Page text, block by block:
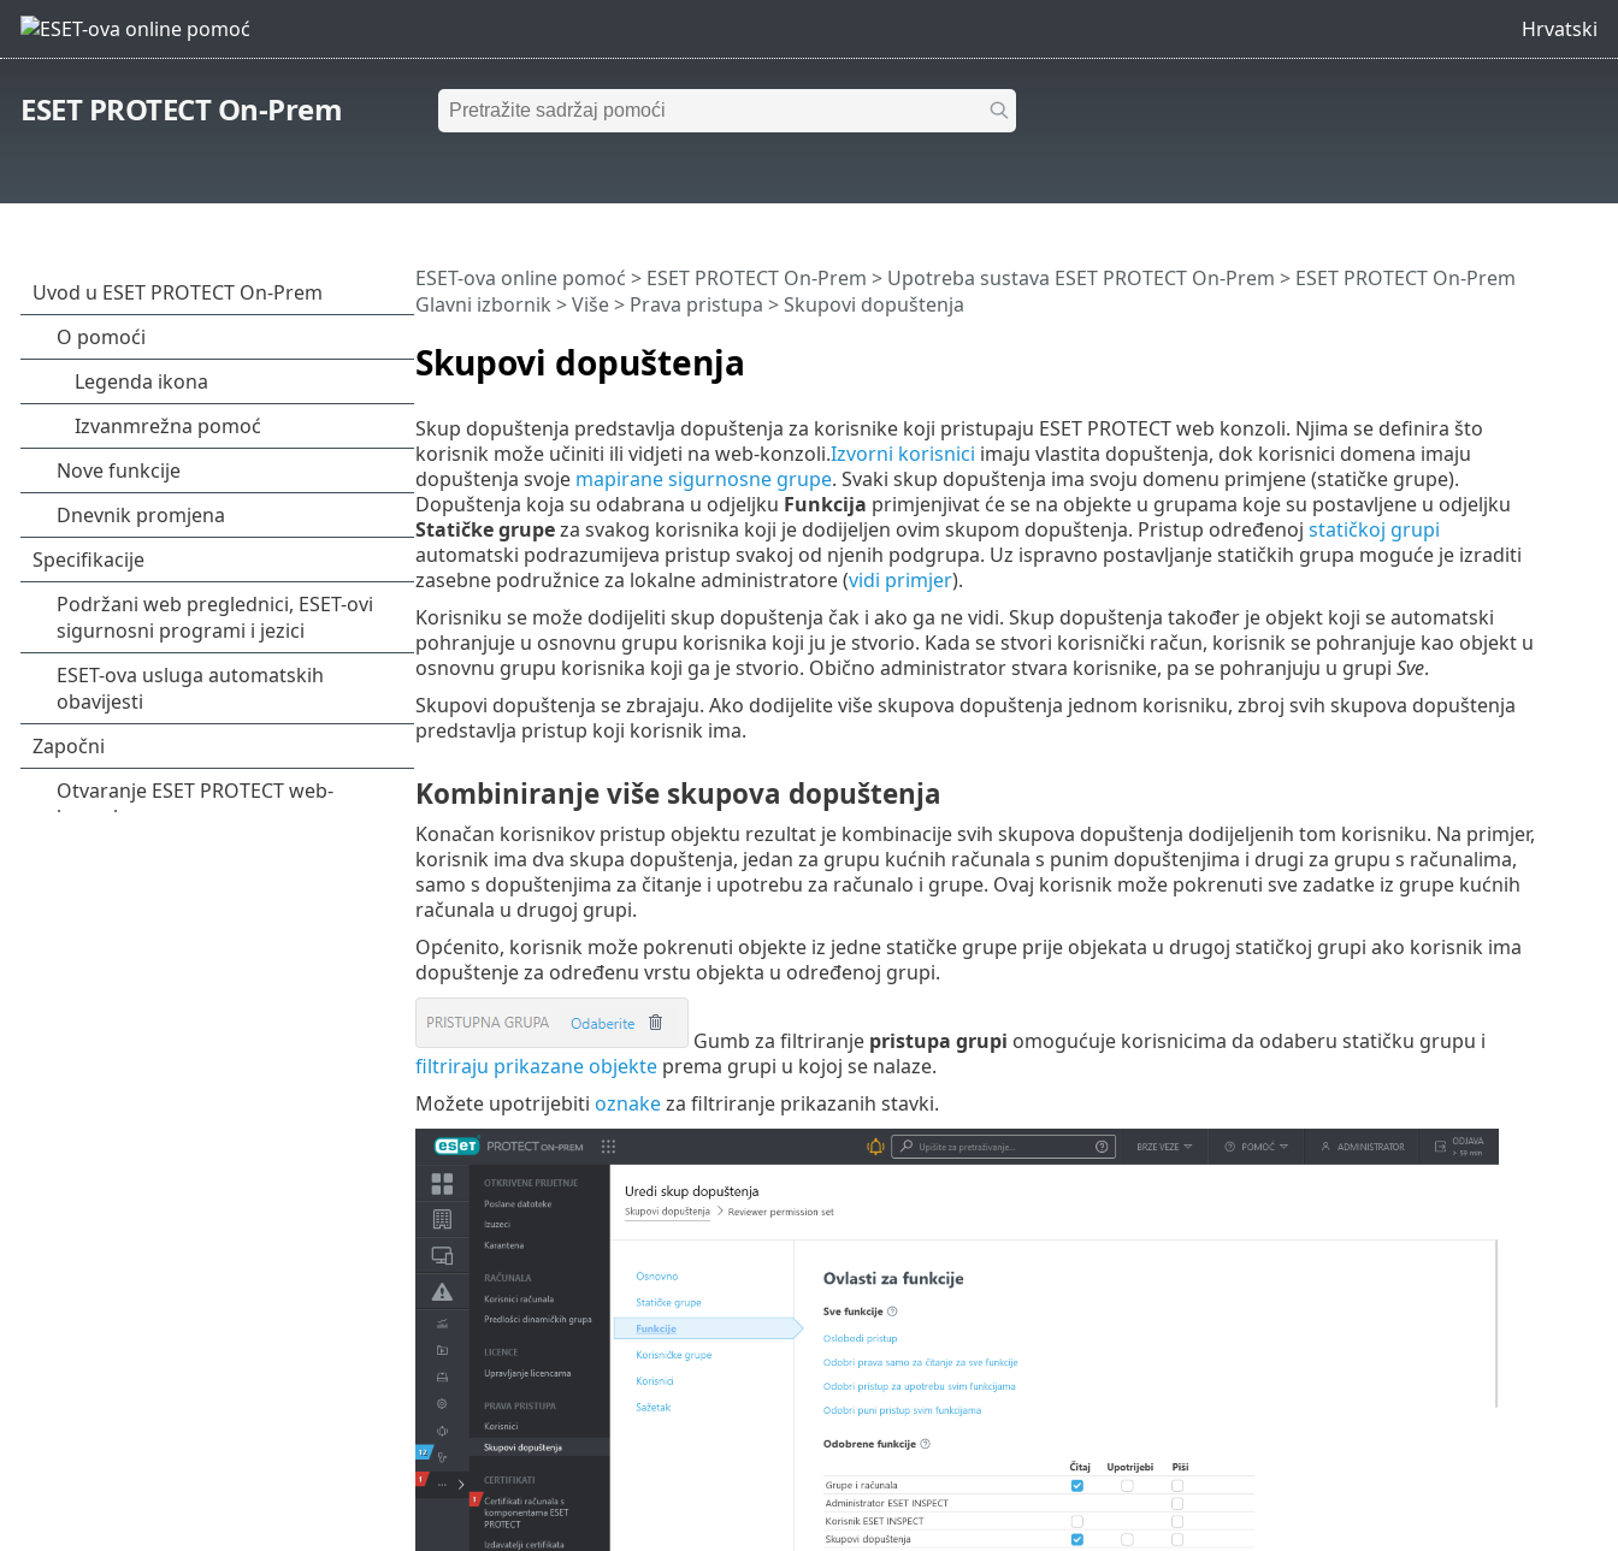
Hrvatski
ESET PROTECT On-Prem
Skupovi dopuštenja
ESET-ova online pomoć > ESET PROTECT On-Prem > Upotreba sustava ESET PROTECT On-Prem > ESET PROTECT On-Prem
Glavni izbornik >Više> Prava pristupa > Skupovi dopuštenja
Skup dopuštenja predstavlja dopuštenja za korisnike koji pristupaju ESET PROTECT web konzoli. Njima se definira što
korisnik može učiniti ili vidjeti na web-konzoli.Izvorni korisnici imaju vlastita dopuštenja, dok korisnici domena imaju
dopuštenja svoje mapirane sigurnosne grupe. Svaki skup dopuštenja ima svoju domenu primjene (statičke grupe).
Dopuštenja koja su odabrana u odjeljku Funkcija primjenjivat će se na objekte u grupama koje su postavljene u odjeljku
Statičke grupeza svakog korisnika koji je dodijeljen ovim skupom dopuštenja. Pristup određenoj statičkoj grupi
automatski podrazumijeva pristup svakoj od njenih podgrupa. Uz ispravno postavljanje statičkih grupa moguće je izraditi
zasebne podružnice za lokalne administratore (vidi primjer).
Korisniku se može dodijeliti skup dopuštenja čak i ako ga ne vidi. Skup dopuštenja također je objekt koji se automatski
pohranjuje u osnovnu grupu korisnika koji ju je stvorio. Kada se stvori korisnički račun, korisnik se pohranjuje kao objekt u
osnovnu grupu korisnika koji ga je stvorio. Obično administrator stvara korisnike, pa se pohranjuju u grupi Sve.
Skupovi dopuštenja se zbrajaju. Ako dodijelite više skupova dopuštenja jednom korisniku, zbroj svih skupova dopuštenja
predstavlja pristup koji korisnik ima.
Kombiniranje više skupova dopuštenja
Konačan korisnikov pristup objektu rezultat je kombinacije svih skupova dopuštenja dodijeljenih tom korisniku. Na primjer,
korisnik ima dva skupa dopuštenja, jedan za grupu kućnih računala s punim dopuštenjima i drugi za grupu s računalima,
samo s dopuštenjima za čitanje i upotrebu za računalo i grupe. Ovaj korisnik može pokrenuti sve zadatke iz grupe kućnih
računala u drugoj grupi.
Općenito, korisnik može pokrenuti objekte iz jedne statičke grupe prije objekata u drugoj statičkoj grupi ako korisnik ima
dopuštenje za određenu vrstu objekta u određenoj grupi.
Gumb za filtriranje pristupa grupi omogućuje korisnicima da odaberu statičku grupu i
filtriraju prikazane objekteprema grupi u kojoj se nalaze.
Možete upotrijebiti oznakeza filtriranje prikazanih stavki.